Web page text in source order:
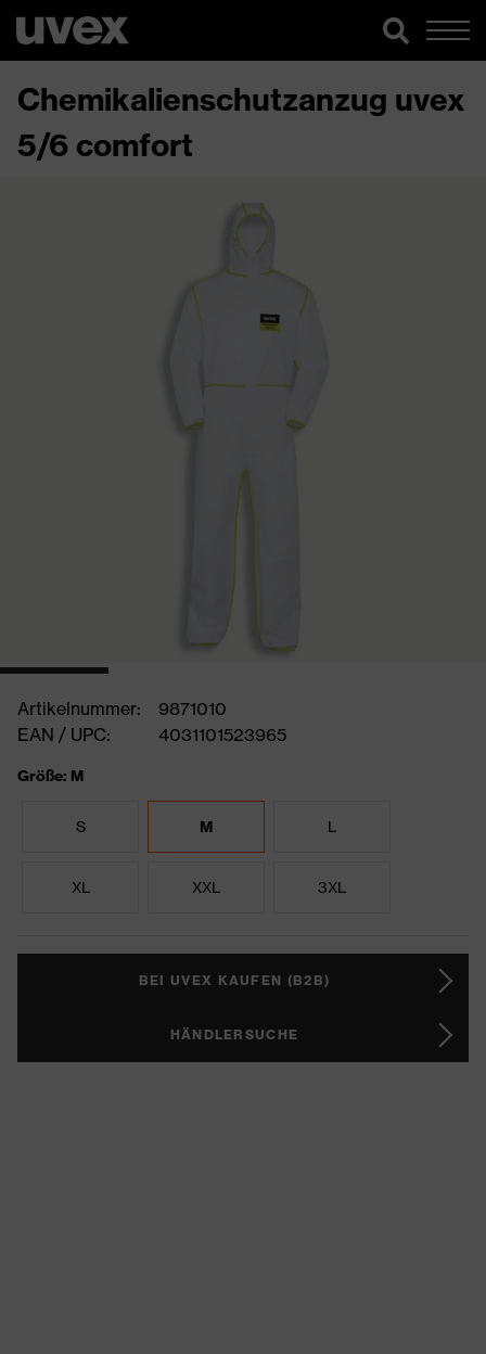
Chemikalienschutzanzug uvex
5/6 comfort
Artikelnummer:
9871010
EAN / UPC:
4031101523965
Größe: M
S M L
XL XXL 3XL
BEI UVEX KAUFEN (B2B)
HÄNDLERSUCHE